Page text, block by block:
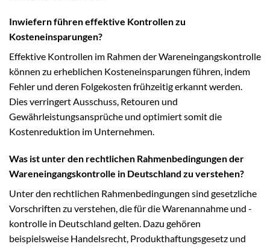
Inwiefern führen effektive Kontrollen zu
Kosteneinsparungen?
Effektive Kontrollen im Rahmen der Wareneingangskontrolle
können zu erheblichen Kosteneinsparungen führen, indem
Fehler und deren Folgekosten frühzeitig erkannt werden.
Dies verringert Ausschuss, Retouren und
Gewährleistungsansprüche und optimiert somit die
Kostenreduktion im Unternehmen.
Was ist unter den rechtlichen Rahmenbedingungen der
Wareneingangskontrolle in Deutschland zu verstehen?
Unter den rechtlichen Rahmenbedingungen sind gesetzliche
Vorschriften zu verstehen, die für die Warenannahme und -
kontrolle in Deutschland gelten. Dazu gehören
beispielsweise Handelsrecht, Produkthaftungsgesetz und